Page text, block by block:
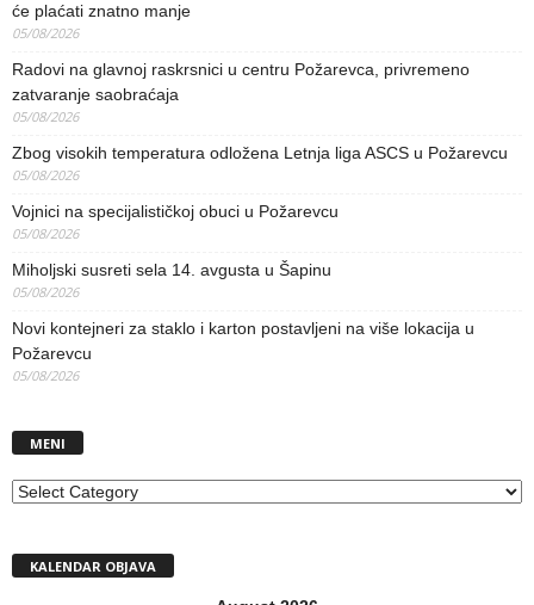
će plaćati znatno manje
05/08/2026
Radovi na glavnoj raskrsnici u centru Požarevca, privremeno
zatvaranje saobraćaja
05/08/2026
Zbog visokih temperatura odložena Letnja liga ASCS u Požarevcu
05/08/2026
Vojnici na specijalističkoj obuci u Požarevcu
05/08/2026
Miholjski susreti sela 14. avgusta u Šapinu
05/08/2026
Novi kontejneri za staklo i karton postavljeni na više lokacija u
Požarevcu
05/08/2026
MENI
MENI
KALENDAR OBJAVA